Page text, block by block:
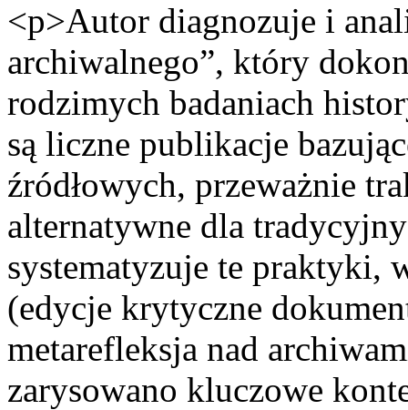
<p>Autor diagnozuje i
archiwalnego”, który
rodzimych badaniach
są liczne publikacje
źródłowych, przeważnie
alternatywne dla
systematyzuje te praktyki,
(edycje krytyczne
metarefleksja nad
zarysowano kluczowe